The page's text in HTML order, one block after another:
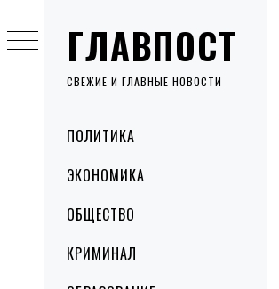
ГЛАВПОСТ
СВЕЖИЕ И ГЛАВНЫЕ НОВОСТИ
MenuПОЛИТИКА
ЭКОНОМИКА
ОБЩЕСТВО
КРИМИНАЛ
to
content